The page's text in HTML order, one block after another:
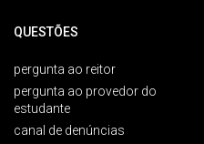
QUESTÕES
pergunta ao reitor
pergunta ao provedor do
estudante
canal de denúncias